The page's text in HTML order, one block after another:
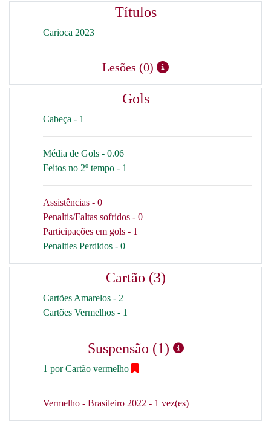
Títulos
Carioca 2023
Lesões (0)
Gols
Cabeça - 1
Média de Gols - 0.06
Feitos no 2º tempo - 1
Assistências - 0
Penaltis/Faltas sofridos - 0
Participações em gols - 1
Penalties Perdidos - 0
Cartão (3)
Cartões Amarelos - 2
Cartões Vermelhos - 1
Suspensão (1)
1 por Cartão vermelho
Vermelho - Brasileiro 2022 - 1 vez(es)